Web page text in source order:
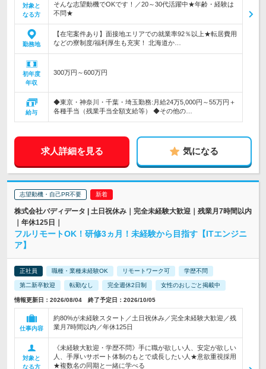
対象と
なる方
そんな志望動機でOKです！／20～30代活躍中★年齢・経験は
不問★
勤務地
【在宅案件あり】面接地エリアでの就業率92％以上★転居費用
などの寮制度/福利厚生も充実！ 北海道か…
初年度
年収
300万円～600万円
給与
◆東京・神奈川・千葉・埼玉勤務:月給24万5,000円～55万円＋
各種手当（残業手当全額支給等） ◆その他の…
求人詳細を見る 気になる
志望動機・自己PR不要
株式会社バディデータ | 土日祝休み｜完全未経験大歓迎｜残業月7時間以内
｜年休125日｜
フルリモートOK！研修3ヵ月！未経験から目指す【ITエンジニ
ア】
正社員 職種・業種未経験OK リモートワーク可 学歴不問
第二新卒歓迎 転勤なし 完全週休2日制 女性のおしごと掲載中
情報更新日：2026/08/04 終了予定日：2026/10/05
仕事内容
約80%が未経験スタート／土日祝休み／完全未経験大歓迎／残
業月7時間以内／年休125日
対象と
なる方
《未経験大歓迎・学歴不問》手に職が欲しい人、安定が欲しい
人、手厚いサポート体制のもとで成長したい人★意欲重視採用
★複数名の同期と一緒に学べる